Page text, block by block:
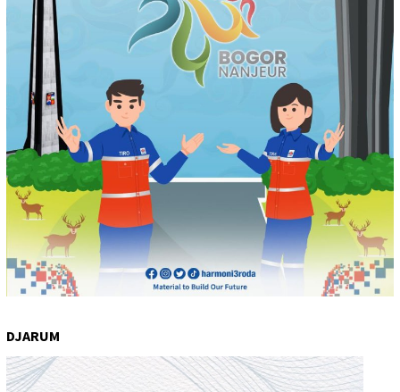
DJARUM